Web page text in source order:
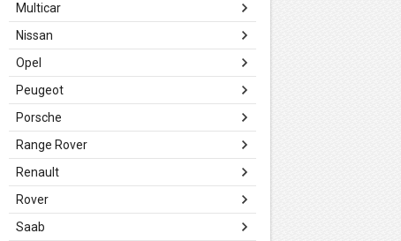
Multicar
Nissan
Opel
Peugeot
Porsche
Range Rover
Renault
Rover
Saab